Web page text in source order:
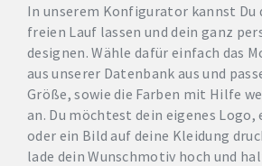
In unserem Konfigurator kannst
freien Lauf lassen und dein ganz
designen. Wähle dafür einfach das
aus unserer Datenbank aus und
Größe, sowie die Farben mit Hilfe
an. Du möchtest dein eigenes
oder ein Bild auf deine Kleidung
lade dein Wunschmotiv hoch und